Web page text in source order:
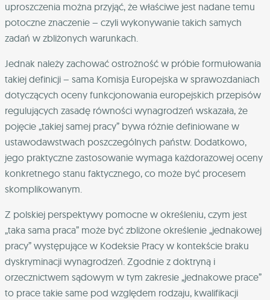
uproszczenia można przyjąć, że właściwe jest nadane temu
potoczne znaczenie – czyli wykonywanie takich samych
zadań w zbliżonych warunkach.
Jednak należy zachować ostrożność w próbie formułowania
takiej definicji – sama Komisja Europejska w sprawozdaniach
dotyczących oceny funkcjonowania europejskich przepisów
regulujących zasadę równości wynagrodzeń wskazała, że
pojęcie „takiej samej pracy” bywa różnie definiowane w
ustawodawstwach poszczególnych państw. Dodatkowo,
jego praktyczne zastosowanie wymaga każdorazowej oceny
konkretnego stanu faktycznego, co może być procesem
skomplikowanym.
Z polskiej perspektywy pomocne w określeniu, czym jest
„taka sama praca” może być zbliżone określenie „jednakowej
pracy” występujące w Kodeksie Pracy w kontekście braku
dyskryminacji wynagrodzeń. Zgodnie z doktryną i
orzecznictwem sądowym w tym zakresie „jednakowe prace”
to prace takie same pod względem rodzaju, kwalifikacji